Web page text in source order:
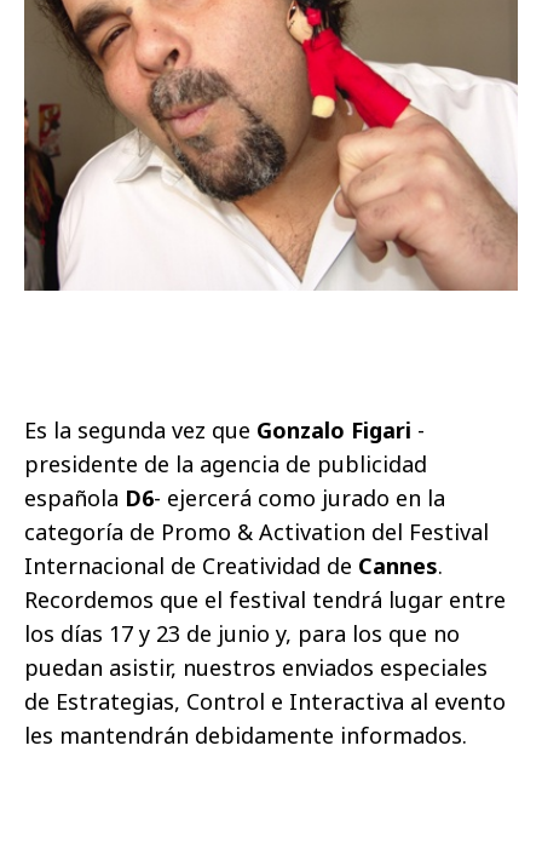
Es la segunda vez que Gonzalo Figari -
presidente de la agencia de publicidad
española D6- ejercerá como jurado en la
categoría de Promo & Activation del Festival
Internacional de Creatividad de Cannes.
Recordemos que el festival tendrá lugar entre
los días 17 y 23 de junio y, para los que no
puedan asistir, nuestros enviados especiales
de Estrategias, Control e Interactiva al evento
les mantendrán debidamente informados.